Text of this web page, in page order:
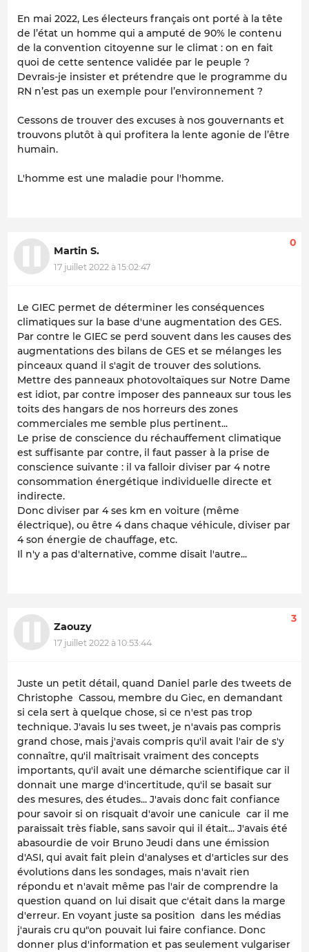
En mai 2022, Les électeurs français ont porté à la tête
de l’état un homme qui a amputé de 90% le contenu
de la convention citoyenne sur le climat : on en fait
quoi de cette sentence validée par le peuple ?
Devrais-je insister et prétendre que le programme du
RN n’est pas un exemple pour l’environnement ?
Cessons de trouver des excuses à nos gouvernants et
trouvons plutôt à qui profitera la lente agonie de l’être
humain.
L'homme est une maladie pour l'homme.
Martin S.
17 juillet 2022 à 15:02:47
0
Le GIEC permet de déterminer les conséquences
climatiques sur la base d'une augmentation des GES.
Par contre le GIEC se perd souvent dans les causes des
augmentations des bilans de GES et se mélanges les
pinceaux quand il s'agit de trouver des solutions.
Mettre des panneaux photovoltaïques sur Notre Dame
est idiot, par contre imposer des panneaux sur tous les
toits des hangars de nos horreurs des zones
commerciales me semble plus pertinent...
Le prise de conscience du réchauffement climatique
est suffisante par contre, il faut passer à la prise de
conscience suivante : il va falloir diviser par 4 notre
consommation énergétique individuelle directe et
indirecte.
Donc diviser par 4 ses km en voiture (même
électrique), ou être 4 dans chaque véhicule, diviser par
4 son énergie de chauffage, etc.
Il n'y a pas d'alternative, comme disait l'autre...
Zaouzy
17 juillet 2022 à 10:53:44
3
Juste un petit détail, quand Daniel parle des tweets de
Christophe Cassou, membre du Giec, en demandant
si cela sert à quelque chose, si ce n'est pas trop
technique. J'avais lu ses tweet, je n'avais pas compris
grand chose, mais j'avais compris qu'il avait l'air de s'y
connaître, qu'il maîtrisait vraiment des concepts
importants, qu'il avait une démarche scientifique car il
donnait une marge d'incertitude, qu'il se basait sur
des mesures, des études... J'avais donc fait confiance
pour savoir si on risquait d'avoir une canicule car il me
paraissait très fiable, sans savoir qui il était... J'avais été
abasourdie de voir Bruno Jeudi dans une émission
d'ASI, qui avait fait plein d'analyses et d'articles sur des
évolutions dans les sondages, mais n'avait rien
répondu et n'avait même pas l'air de comprendre la
question quand on lui disait que c'était dans la marge
d'erreur. En voyant juste sa position dans les médias
j'aurais cru qu"on pouvait lui faire confiance. Donc
donner plus d'information et pas seulement vulgariser